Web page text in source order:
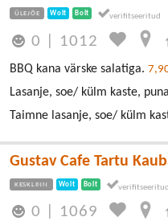
ÜLEJÕE Wolt Bolt
0 1012
BBQ kana värske salatiga.
Lasanje, soe/ külm kaste,
Taimne lasanje, soe/ külm
Gustav Cafe Tartu
KESKLINN Wolt Bolt
0 1069